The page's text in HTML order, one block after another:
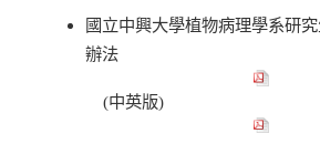
國立中興大學植物病理學系研
辦法
(中英版)